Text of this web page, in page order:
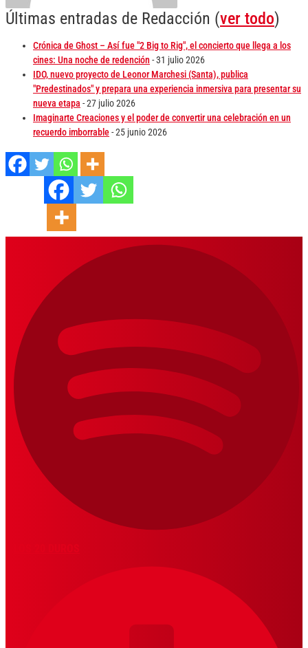
Últimas entradas de Redacción (ver todo)
Crónica de Ghost – Así fue "2 Big to Rig", el concierto que llega a los
cines: Una noche de redención - 31 julio 2026
IDO, nuevo proyecto de Leonor Marchesi (Santa), publica
"Predestinados" y prepara una experiencia inmersiva para presentar su
nueva etapa - 27 julio 2026
Imaginarte Creaciones y el poder de convertir una celebración en un
recuerdo imborrable- 25 junio 2026